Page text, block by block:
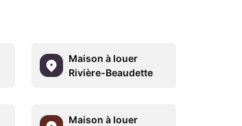
Maison à louer
Rivière-Beaudette
Maison à louer